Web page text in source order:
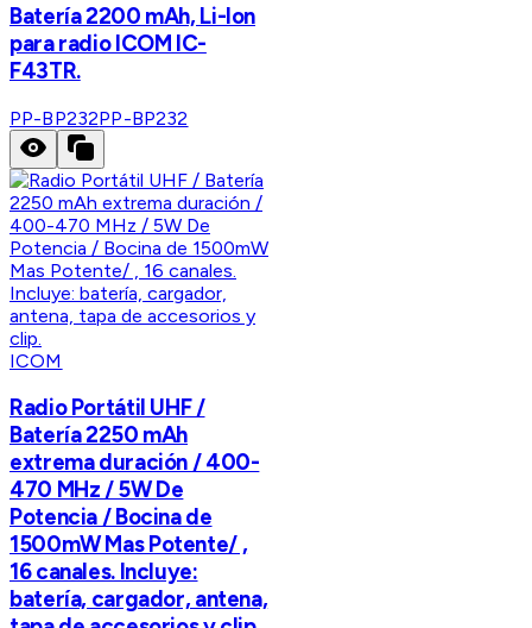
Batería 2200 mAh, Li-Ion
para radio ICOM IC-
F43TR.
PP-BP232PP-BP232
ICOM
Radio Portátil UHF /
Batería 2250 mAh
extrema duración / 400-
470 MHz / 5W De
Potencia / Bocina de
1500mW Mas Potente/ ,
16 canales. Incluye:
batería, cargador, antena,